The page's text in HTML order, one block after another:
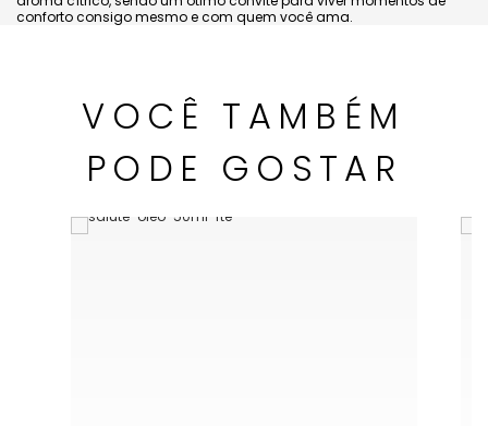
conforto consigo mesmo e com quem você ama.
VOCÊ TAMBÉM
PODE GOSTAR